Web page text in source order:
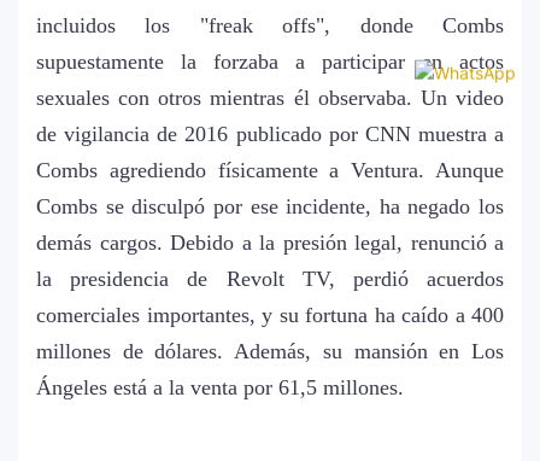
incluidos los "freak offs", donde Combs
supuestamente la forzaba a participar en actos
sexuales con otros mientras él observaba. Un video
de vigilancia de 2016 publicado por CNN muestra a
Combs agrediendo físicamente a Ventura. Aunque
Combs se disculpó por ese incidente, ha negado los
demás cargos. Debido a la presión legal, renunció a
la presidencia de Revolt TV, perdió acuerdos
comerciales importantes, y su fortuna ha caído a 400
millones de dólares. Además, su mansión en Los
Ángeles está a la venta por 61,5 millones.